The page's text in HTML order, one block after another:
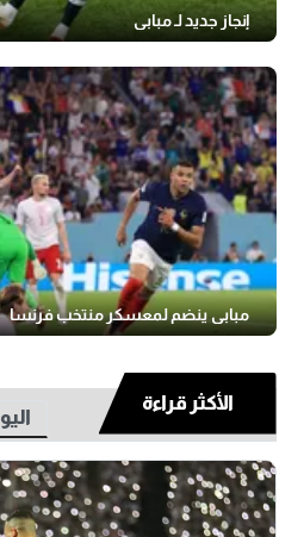
إنجاز جديد لـ مبابي
مبابي ينضم لمعسكر منتخب فرنسا
الأكثر قراءة